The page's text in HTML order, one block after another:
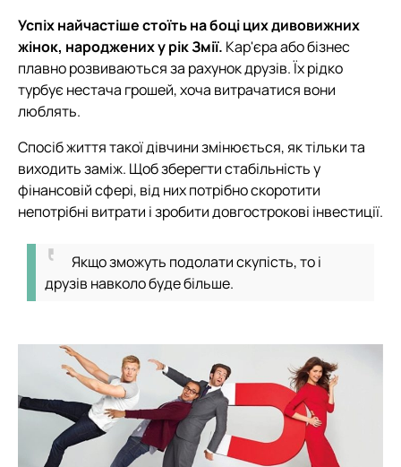
Успіх найчастіше стоїть на боці цих дивовижних
жінок, народжених у рік Змії. Кар'єра або бізнес
плавно розвиваються за рахунок друзів. Їх рідко
турбує нестача грошей, хоча витрачатися вони
люблять.
Спосіб життя такої дівчини змінюється, як тільки та
виходить заміж. Щоб зберегти стабільність у
фінансовій сфері, від них потрібно скоротити
непотрібні витрати і зробити довгострокові інвестиції.
Якщо зможуть подолати скупість, то і
друзів навколо буде більше.